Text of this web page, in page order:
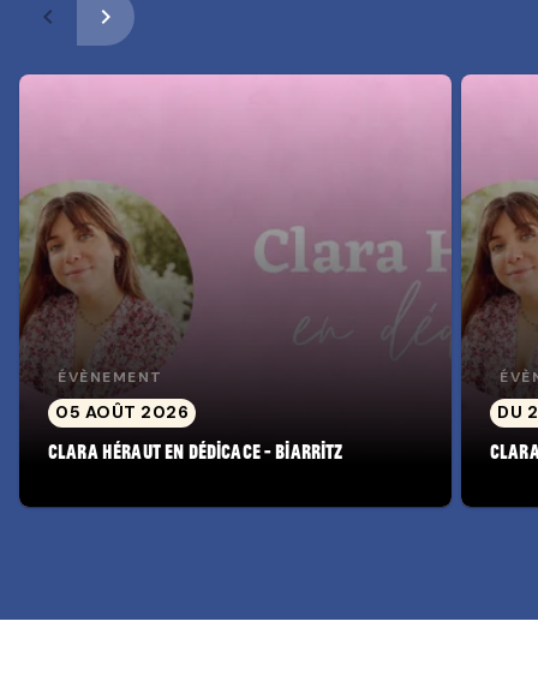
navigate_before navigate_next
ÉVÈNEMENT
05 AOÛT 2026
Clara Héraut en dédicace - Biarritz
DU